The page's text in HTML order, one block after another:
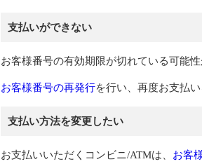
支払いができない
お客様番号の有効期限が切れている可能性
お客様番号の再発行を行い、再度お支払
支払い方法を変更したい
お支払いいただくコンビニ/ATMは、 お客